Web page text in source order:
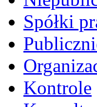
Spółki
Kontrole